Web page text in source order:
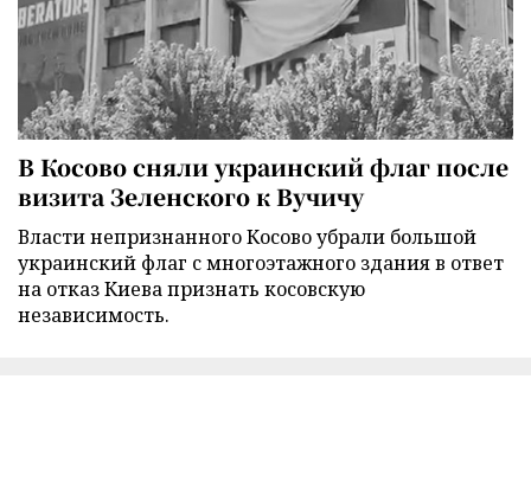
В Косово сняли украинский флаг после
визита Зеленского к Вучичу
Власти непризнанного Косово убрали большой
украинский флаг с многоэтажного здания в ответ
на отказ Киева признать косовскую
независимость.